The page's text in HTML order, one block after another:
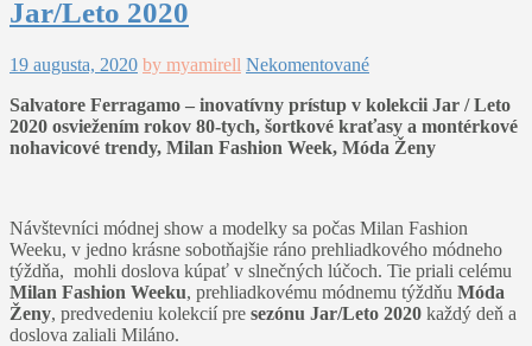
Jar/Leto 2020
19 augusta, 2020 by myamirell Nekomentované
Salvatore Ferragamo – inovatívny prístup v kolekcii Jar / Leto
2020 osviežením rokov 80-tych, šortkové kraťasy a montérkové
nohavicové trendy, Milan Fashion Week, Móda Ženy
Návštevníci módnej show a modelky sa počas Milan Fashion
Weeku, v jedno krásne sobotňajšie ráno prehliadkového módneho
týždňa, mohli doslova kúpať v slnečných lúčoch. Tie priali celému
Milan Fashion Weeku, prehliadkovému módnemu týždňu Móda
Ženy, predvedeniu kolekcií pre sezónu Jar/Leto 2020 každý deň a
doslova zaliali Miláno.